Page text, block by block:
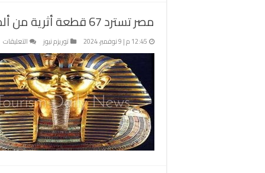
مصر تسترد 67 قطعة أثرية من ألمانيا بعد خروجها من البلاد بطريقة غير شرعية
12:45 م | 9 نوفمبر، 2024 توريزم نيوز التعليقات